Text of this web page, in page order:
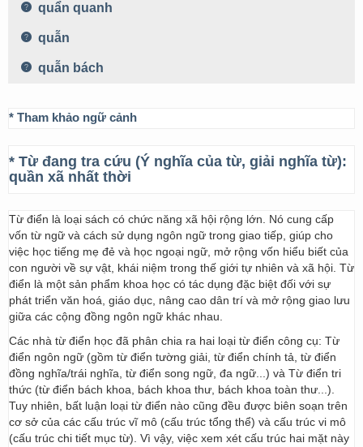
quẩn quanh
quẫn
quẫn bách
* Tham khảo ngữ cảnh
* Từ đang tra cứu (Ý nghĩa của từ, giải nghĩa từ):
quần xã nhất thời
Từ điển là loại sách có chức năng xã hội rộng lớn. Nó cung cấp
vốn từ ngữ và cách sử dụng ngôn ngữ trong giao tiếp, giúp cho
việc học tiếng mẹ đẻ và học ngoại ngữ, mở rộng vốn hiểu biết của
con người về sự vật, khái niệm trong thế giới tự nhiên và xã hội. Từ
điển là một sản phẩm khoa học có tác dụng đặc biệt đối với sự
phát triển văn hoá, giáo dục, nâng cao dân trí và mở rộng giao lưu
giữa các cộng đồng ngôn ngữ khác nhau.
Các nhà từ điển học đã phân chia ra hai loại từ điển công cụ: Từ
điển ngôn ngữ (gồm từ điển tường giải, từ điển chính tả, từ điển
đồng nghĩa/trái nghĩa, từ điển song ngữ, đa ngữ...) và Từ điển tri
thức (từ điển bách khoa, bách khoa thư, bách khoa toàn thư...).
Tuy nhiên, bất luận loại từ điển nào cũng đều được biên soạn trên
cơ sở của các cấu trúc vĩ mô (cấu trúc tổng thể) và cấu trúc vi mô
(cấu trúc chi tiết mục từ). Vì vậy, việc xem xét cấu trúc hai mặt này